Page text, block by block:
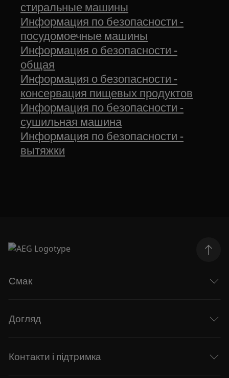
стиральные машины
Информация по безопасности -
посудомоечные машины
Информация о безопасности -
общая
Информация о безопасности -
консервация пищевых продуктов
Информация по безопасности -
сушильная машина
Информация по безопасности -
вытяжки
Смак
Догляд
Контакти і підтримка